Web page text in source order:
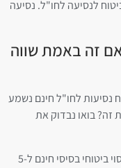
לנסיעה לחו"ל. נסיעה
זה באמת שווה
נסיעות לחו"ל חינם נשמע
בואו נבדוק את
חברות כרטיסי האשראי מציעות בדרך כלל כיסוי ביטוחי בסיסי חינם ל-5